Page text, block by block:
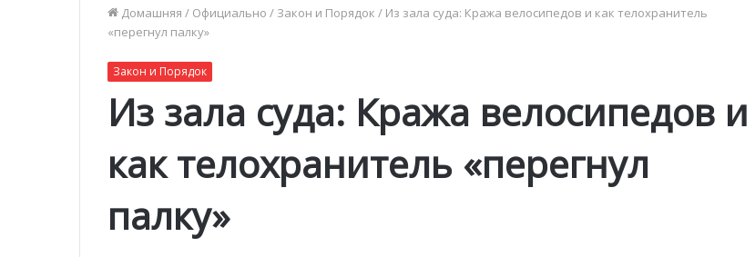
Домашняя / Официально / Закон и Порядок / Из зала суда: Кража велосипедов и как телохранитель
«перегнул палку»
Закон и Порядок
Из зала суда: Кража велосипедов и
как телохранитель «перегнул
палку»